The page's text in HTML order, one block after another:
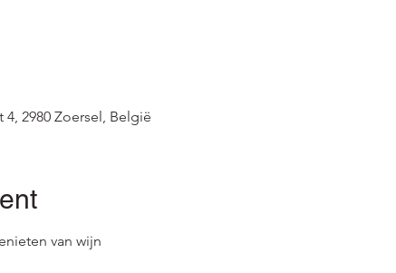
2980 Zoersel, België
van wijn